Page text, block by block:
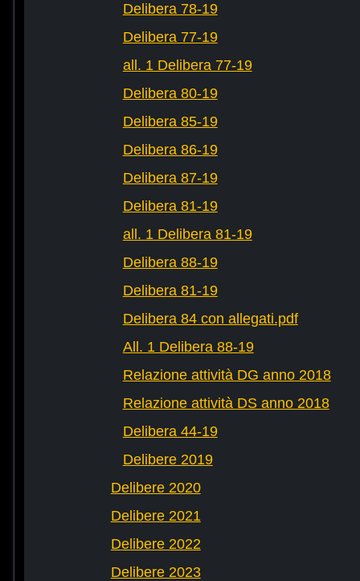
Delibera 78-19
Delibera 77-19
all. 1 Delibera 77-19
Delibera 80-19
Delibera 85-19
Delibera 86-19
Delibera 87-19
Delibera 81-19
all. 1 Delibera 81-19
Delibera 88-19
Delibera 81-19
Delibera 84 con allegati.pdf
All. 1 Delibera 88-19
Relazione attività DG anno 2018
Relazione attività DS anno 2018
Delibera 44-19
Delibere 2019
Delibere 2020
Delibere 2021
Delibere 2022
Delibere 2023